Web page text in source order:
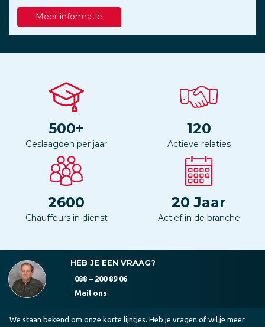
Meer informatie
500+
Geslaagden per jaar
120
Actieve relaties
2600
Chauffeurs in dienst
20 Jaar
Actief in de branche
HEB JE EEN VRAAG?
088 – 200 89 06
Mail ons
We staan bekend om onze korte lijntjes. Heb je vragen of wil je meer